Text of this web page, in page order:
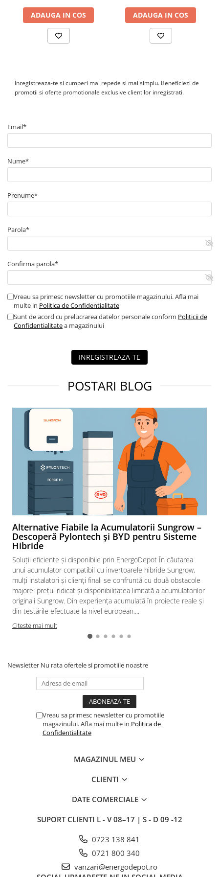
Canal cablu perforat
Cutie ABS
Cutie ABS modulara
Jgheab metalic perforat
Tablou organizare santier echipat
Tablou organizare santier necablat
Tub flexibil
Protectie
Aparate de masura si comanda
Contor digital
Buton ciuperca
Contactoare
Contactor industrial
Contactor modular
Descarcatoare
Electrozi impamantare
AFDD
Intrerupatoare automate de putere
Intrerupatoare automate
diferentiale
Intrerupatoare automate modulare
Separator sarcina
Releu monitorizare tensiune
Separator fuzibil
Separator fuzibil aplicatii
fotovoltaice
Sigurante fuzibile
Aparataj
Aparataj modular
Standard German
Intrerupator
Functii speciale
Pulsar Touch
Smart SHELLY
Corpuri iluminat exterior
Corpuri iluminat interior
Lampa de birou/veioza
ADAUGA IN COS ADAUGA IN COS
Inregistreaza-te si cumperi mai repede si mai simplu. Beneficiezi de
promotii si oferte promotionale exclusive clientilor inregistrati.
Email*
Nume*
Prenume*
Parola*
Confirma parola*
Vreau sa primesc newsletter cu promotiile magazinului. Afla mai
multe in Politica de Confidentialitate
Sunt de acord cu prelucrarea datelor personale conform Politicii de
Confidentialitatea magazinului
INREGISTREAZA-TE
POSTARI BLOG
Alternative Fiabile la Acumulatorii Sungrow –
Descoperă Pylontech și BYD pentru Sisteme
Hibride
Soluții eficiente și disponibile prin EnergoDepot În căutarea
unui acumulator compatibil cu invertoarele hibride Sungrow,
mulți instalatori și clienți finali se confruntă cu două obstacole
majore: prețul ridicat și disponibilitatea limitată a acumulatorilor
originali Sungrow. Din experiența acumulată în proiecte reale și
din testările efectuate la nivel european,...
Citeste mai mult
Newsletter Nu rata ofertele si promotiile noastre
Vreau sa primesc newsletter cu promotiile
magazinului. Afla mai multe in Politica de
Confidentialitate
MAGAZINUL MEU
CLIENTI
DATE COMERCIALE
SUPORT CLIENTI L - V 08–17 | S - D 09 -12
0723 138 841
0721 800 340
vanzari@energodepot.ro